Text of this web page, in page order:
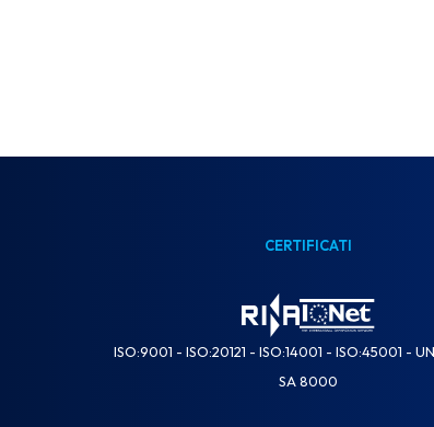
CERTIFICATI
ISO:9001 - ISO:20121 - ISO:14001 - ISO:45001 -
SA 8000